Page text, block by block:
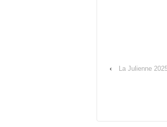
‹ La Julienne